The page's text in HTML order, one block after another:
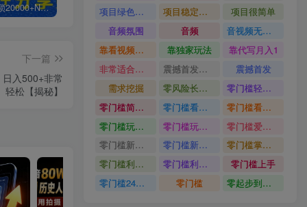
白菜价解锁20000+N个赚钱机会，加入轻创终点站会员，全站资源免费学习。 【站长运营资料】无水印课程资源
下一篇
入500+非常
轻松【揭秘】
项目绿色长久
项目稳定落地两年以上
项目很简单
音频氛围
音频
音视频无损切割剪辑神器
靠看视频就能在YouTube上賺到钱
靠独家玩法
靠代写月入1
非常适合小白快速上手
震撼首发小白利用电脑做游戏搬砖
震撼首发
需求挖掘
零风险长期做
零门槛轻资产创业
零门槛简单易上手
零门槛看完就能上手只需一部手机轻松日收30
零门槛看完就能上手
零门槛玩转伙伴计划与精选独家单日稳定收益1k
零门槛玩转伙伴计划与精选独家
零门槛爱奇艺变现冷门赛道
零门槛新手快速入门闲鱼电商日赚百元新手必看教程
零门槛新手快速入门闲鱼电商日赚百元
零门槛掌握汽车赛道变现玩法
零门槛利用AI只需几分钟轻松做出带货短视频
零门槛利用AI
零门槛上手
零门槛24小时无人值守被动创收项目
零门槛 零起步到独立实操